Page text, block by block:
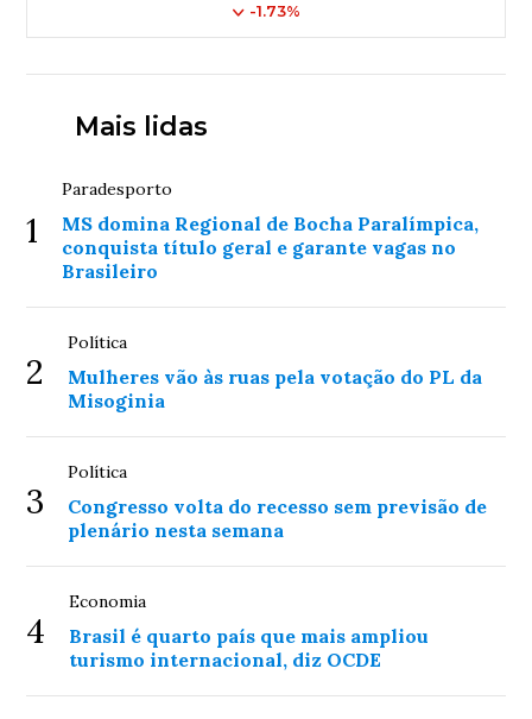
-1.73%
Mais lidas
1
Paradesporto
MS domina Regional de Bocha Paralímpica,
conquista título geral e garante vagas no
Brasileiro
2
Política
Mulheres vão às ruas pela votação do PL da
Misoginia
3
Política
Congresso volta do recesso sem previsão de
plenário nesta semana
4
Economia
Brasil é quarto país que mais ampliou
turismo internacional, diz OCDE